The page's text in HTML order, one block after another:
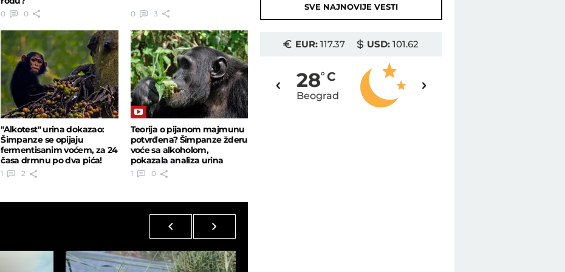
0 0 0 3
"Alkotest" urina dokazao:
Šimpanze se opijaju
fermentisanim voćem, za 24
časa drmnu po dva pića!
1 2
Teorija o pijanom majmunu
potvrđena? Šimpanze žderu
voće sa alkoholom,
pokazala analiza urina
1 0
SVE NAJNOVIJE VESTI
EUR:117.37 USD: 101.62
23o C
Priština
28o C
Beograd